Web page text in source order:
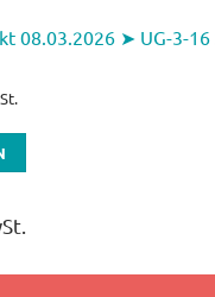
08.03.2026 ➤ UG-3-16